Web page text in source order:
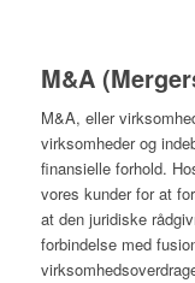
M&A
M&A, eller
virksomheder og
finansielle forhold.
vores kunder for at
at den juridiske
forbindelse med